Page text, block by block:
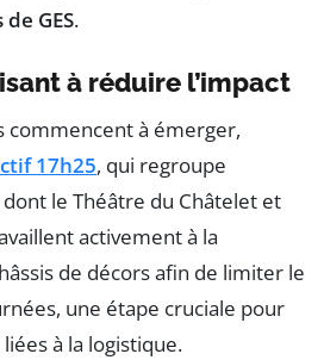
GES.
à réduire l’impact
commencent à émerger,
17h25, qui regroupe
le Théâtre du Châtelet et
activement à la
de décors afin de limiter le
une étape cruciale pour
à la logistique.